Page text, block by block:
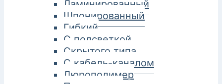
Ламинированный
Шпонированный
Гибкий
С подсветкой
Скрытого типа
С кабель-каналом
Дюрополимер